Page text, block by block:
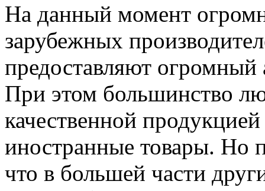
На данный момент
зарубежных
предоставляют огромный
При этом большинство
качественной
иностранные товары. Но
что в большей части